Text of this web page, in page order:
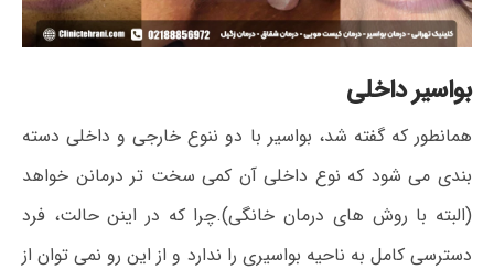
بواسیر داخلی
همانطور که گفته شد، بواسیر با دو ننوع خارجی و داخلی دسته
بندی می شود که نوع داخلی آن کمی سخت تر درمانن خواهد
(البته با روش های درمان خانگی).چرا که در اینن حالت، فرد
دسترسی کامل به ناحیه بواسیری را ندارد و از این رو نمی توان از